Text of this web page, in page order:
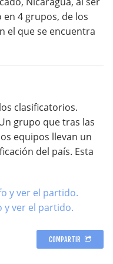
4 grupos, de los
el que se encuentra
clasificatorios.
grupo que tras las
equipos llevan un
del país. Esta
y ver el partido.
y ver el partido.
COMPARTIR